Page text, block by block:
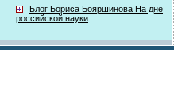
Блог Бориса Бояршинова На дне
российской науки